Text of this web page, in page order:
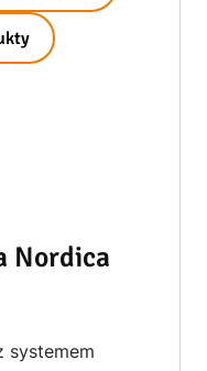
Nordica
systemem